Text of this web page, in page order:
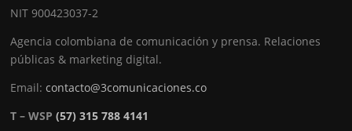
NIT 900423037-2
Agencia colombiana de comunicación y prensa. Relaciones
públicas & marketing digital.
Email:contacto@3comunicaciones.co
T – WSP(57) 315 788 4141